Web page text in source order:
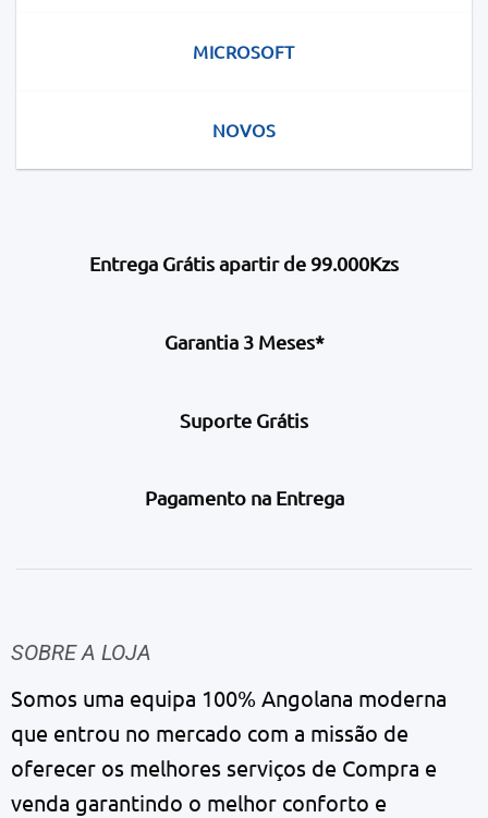
MICROSOFT
NOVOS
Entrega Grátis apartir de 99.000Kzs
Garantia 3 Meses*
Suporte Grátis
Pagamento na Entrega
SOBRE A LOJA
Somos uma equipa 100% Angolana moderna
que entrou no mercado com a missão de
oferecer os melhores serviços de Compra e
venda garantindo o melhor conforto e